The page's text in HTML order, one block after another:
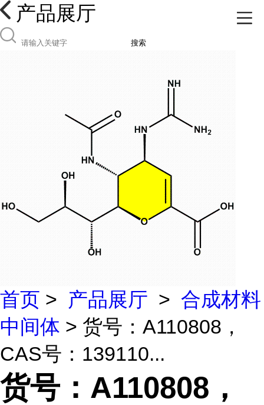
产品展厅
搜索
首页 > 产品展厅 > 合成材料
中间体 > 货号：A110808，
CAS号：139110...
货号：A110808，